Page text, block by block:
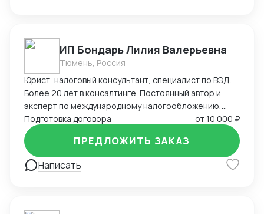
ИП Бондарь Лилия Валерьевна
Тюмень, Россия
Юрист, налоговый консультант, специалист по ВЭД.
Более 20 лет в консалтинге. Постоянный автор и
эксперт по международному налогообложению,
применению СОИДН, MLI. Подготовка правовых
заключений по налогообложению в РФ и
иностранных юрисдикциях. Структурирование
сделок. Анализ условий договоров, представление
интересов клиента в судах, налоговых органах,
Подготовка договора от10 000 ₽
Написать
ПРЕДЛОЖИТЬ ЗАКАЗ